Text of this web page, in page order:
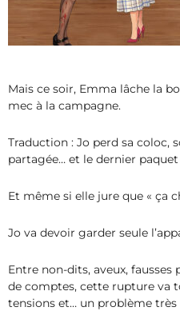
Mais ce soir, Emma lâche la
mec à la campagne.
Traduction : Jo perd sa coloc,
partagée… et le dernier paquet
Et même si elle jure que « ça
Jo va devoir garder seule
Entre non-dits, aveux,
de comptes, cette rupture va
tensions et… un problème